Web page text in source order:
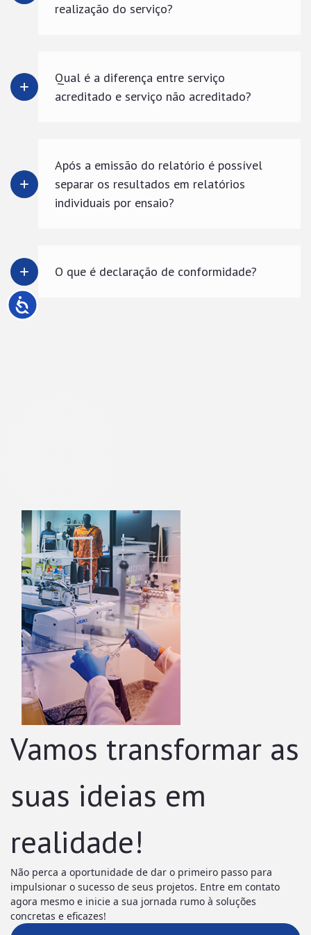
realização do serviço?
Qual é a diferença entre serviço
acreditado e serviço não acreditado?
Após a emissão do relatório é possível
separar os resultados em relatórios
individuais por ensaio?
O que é declaração de conformidade?
Vamos transformar as
suas ideias em
realidade!
Não perca a oportunidade de dar o primeiro passo para
impulsionar o sucesso de seus projetos. Entre em contato
agora mesmo e inicie a sua jornada rumo à soluções
concretas e eficazes!